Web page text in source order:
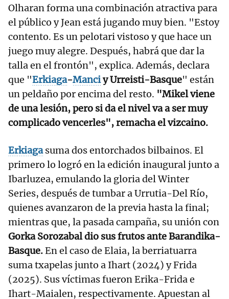
Olharan forma una combinación atractiva para
el público y Jean está jugando muy bien. "Estoy
contento. Es un pelotari vistoso y que hace un
juego muy alegre. Después, habrá que dar la
talla en el frontón", explica. Además, declara
que "Erkiaga-Manciy Urreisti-Basque" están
un peldaño por encima del resto. "Mikel viene
de una lesión, pero si da el nivel va a ser muy
complicado vencerles", remacha el vizcaino.
Erkiaga suma dos entorchados bilbainos. El
primero lo logró en la edición inaugural junto a
Ibarluzea, emulando la gloria del Winter
Series, después de tumbar a Urrutia-Del Río,
quienes avanzaron de la previa hasta la final;
mientras que, la pasada campaña, su unión con
Gorka Sorozabal dio sus frutos ante Barandika-
Basque.En el caso de Elaia, la berriatuarra
suma txapelas junto a Ihart (2024) y Frida
(2025). Sus víctimas fueron Erika-Frida e
Ihart-Maialen, respectivamente. Apuestan al